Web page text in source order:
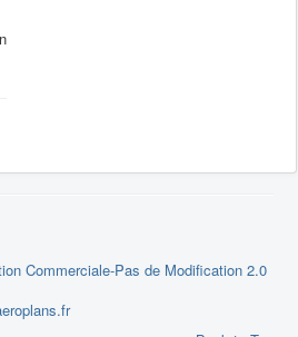
Commerciale-Pas de Modification 2.0